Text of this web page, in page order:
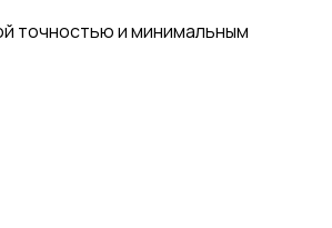
точностью и минимальным